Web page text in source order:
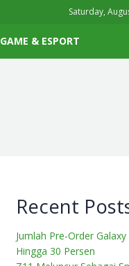
Saturday,
GAME & ESPORT
Recent
Jumlah Pre-Order
Hingga 30 Persen